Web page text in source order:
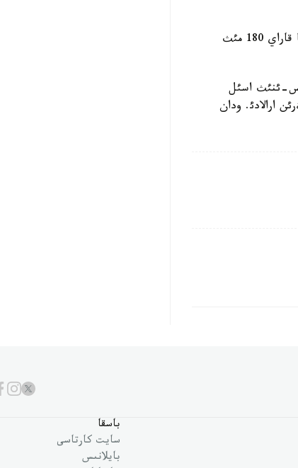
پرةزيدةنت 2015 - جئلعا قاراي سيئر ةتئنئث ةكسپورتئن 60 مئث تونناعا دةيئن، 2020 جئلعا قاراي 180 مئث
س-ئنئث اسئل
ارالادئ. ودان
باسقا
سايت كارتاسى
بايلانىس